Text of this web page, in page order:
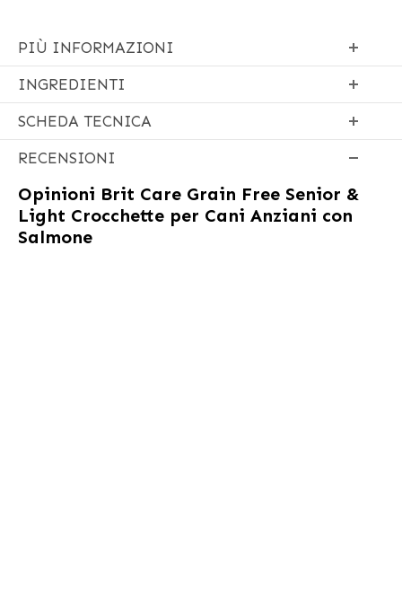
PIÙ INFORMAZIONI
INGREDIENTI
SCHEDA TECNICA
RECENSIONI
Opinioni Brit Care Grain Free Senior &
Light Crocchette per Cani Anziani con
Salmone